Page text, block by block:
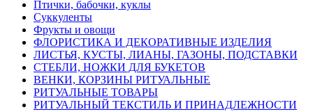
Птички, бабочки, куклы
Суккуленты
Фрукты и овощи
ФЛОРИСТИКА И ДЕКОРАТИВНЫЕ ИЗДЕЛИЯ
ЛИСТЬЯ, КУСТЫ, ЛИАНЫ, ГАЗОНЫ, ПОДСТАВКИ
СТЕБЛИ, НОЖКИ ДЛЯ БУКЕТОВ
ВЕНКИ, КОРЗИНЫ РИТУАЛЬНЫЕ
РИТУАЛЬНЫЕ ТОВАРЫ
РИТУАЛЬНЫЙ ТЕКСТИЛЬ И ПРИНАДЛЕЖНОСТИ